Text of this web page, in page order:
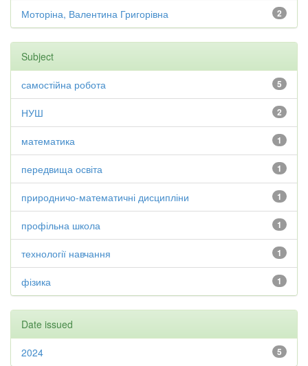
2
Моторіна, Валентина Григорівна
Subject
5
самостійна робота
2
НУШ
1
математика
1
передвища освіта
1
природничо-математичні дисципліни
1
профільна школа
1
технології навчання
1
фізика
Date issued
5
2024